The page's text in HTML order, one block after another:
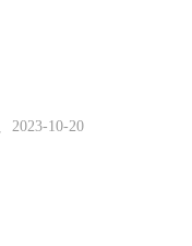
2023-10-20